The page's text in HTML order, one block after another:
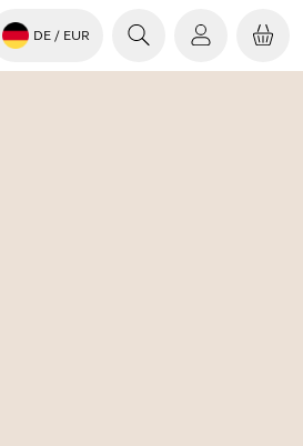
DE / EUR